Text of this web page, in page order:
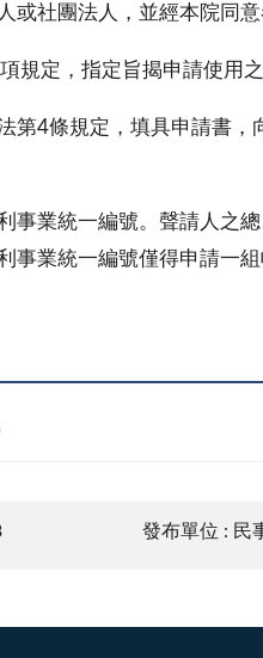
或社團法人，並經本院同意
規定，指定旨揭申請使用之
第4條規定，填具申請書
事業統一編號。聲請人之
業統一編號僅得申請一組
發布單位 : 民